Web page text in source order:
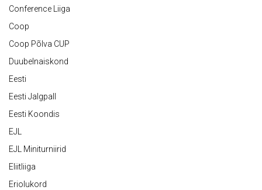
Conference Liiga
Coop
Coop Põlva CUP
Duubelnaiskond
Eesti
Eesti Jalgpall
Eesti Koondis
EJL
EJL Miniturniirid
Eliitliiga
Eriolukord